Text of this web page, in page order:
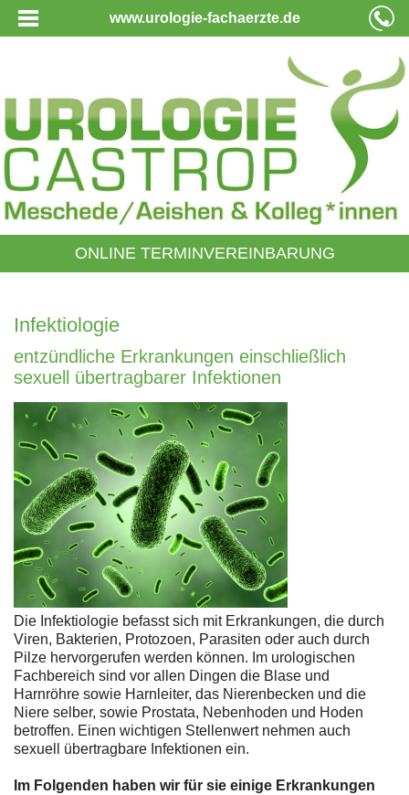
www.urologie-fachaerzte.de
ONLINE TERMINVEREINBARUNG
Infektiologie
entzündliche Erkrankungen einschließlich
sexuell übertragbarer Infektionen
Die Infektiologie befasst sich mit Erkrankungen, die durch
Viren, Bakterien, Protozoen, Parasiten oder auch durch
Pilze hervorgerufen werden können. Im urologischen
Fachbereich sind vor allen Dingen die Blase und
Harnröhre sowie Harnleiter, das Nierenbecken und die
Niere selber, sowie Prostata, Nebenhoden und Hoden
betroffen. Einen wichtigen Stellenwert nehmen auch
sexuell übertragbare Infektionen ein.
Im Folgenden haben wir für sie einige Erkrankungen